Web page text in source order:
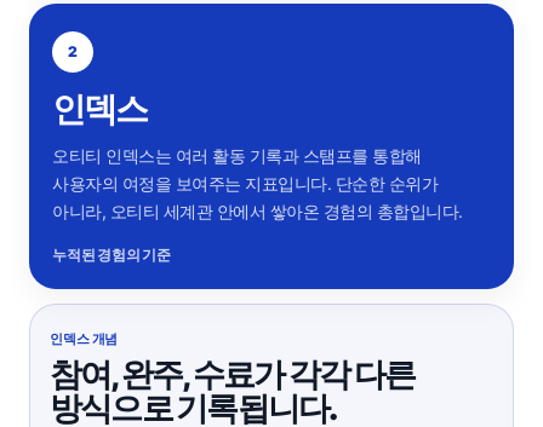
2
인덱스
오티티 인덱스는 여러 활동 기록과 스탬프를 통합해
사용자의 여정을 보여주는 지표입니다. 단순한 순위가
아니라, 오티티 세계관 안에서 쌓아온 경험의 총합입니다.
누적된 경험의 기준
인덱스 개념
참여, 완주, 수료가 각각 다른
방식으로 기록됩니다.